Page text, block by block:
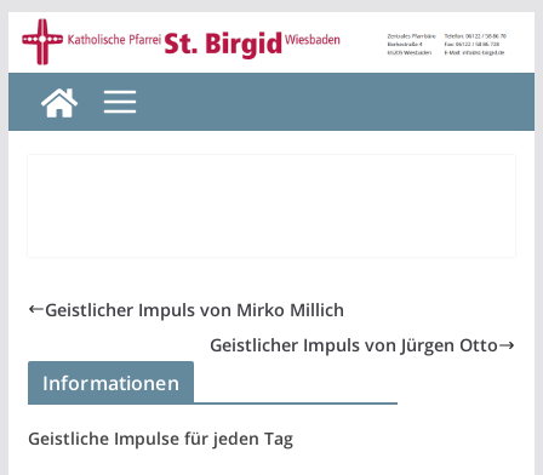
Zum
Inhalt
springen
Geistlicher Impuls von Mirko Millich
Geistlicher Impuls von Jürgen Otto
Informationen
Geistliche Impulse für jeden Tag